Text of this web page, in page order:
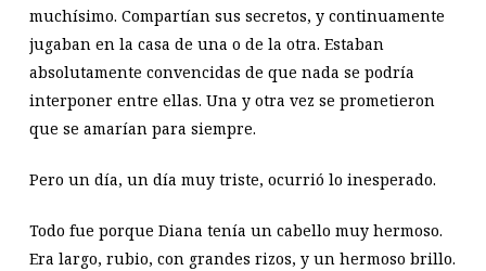
muchísimo. Compartían sus secretos, y continuamente
jugaban en la casa de una o de la otra. Estaban
absolutamente convencidas de que nada se podría
interponer entre ellas. Una y otra vez se prometieron
que se amarían para siempre.
Pero un día, un día muy triste, ocurrió lo inesperado.
Todo fue porque Diana tenía un cabello muy hermoso.
Era largo, rubio, con grandes rizos, y un hermoso brillo.